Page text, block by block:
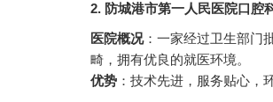
2. 防城港市第一人民医院口腔
医院概况：一家经过卫生部门
畸，拥有优良的就医环境。
优势 ：技术先进，服务贴心，